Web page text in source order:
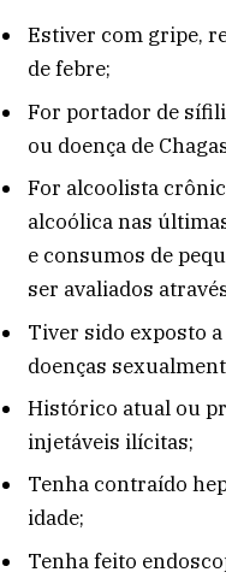
Estiver com gripe,
de febre;
For portador de
ou doença de
For alcoolista
alcoólica nas
e consumos de
ser avaliados
Tiver sido exposto
doenças
Histórico atual ou
injetáveis ilícitas;
Tenha contraído
idade;
Tenha feito